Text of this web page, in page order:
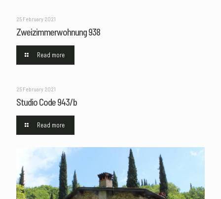
25 February 2021
Zweizimmerwohnung 938
Read more
25 February 2021
Studio Code 943/b
Read more